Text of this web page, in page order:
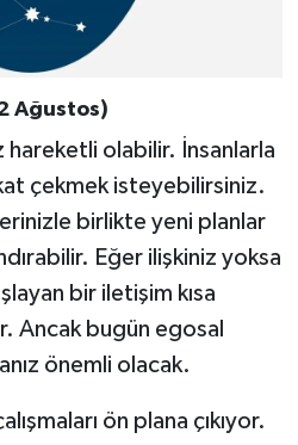
Ağustos)
hareketli olabilir. İnsanlarla
çekmek isteyebilirsiniz.
birlikte yeni planlar
Eğer ilişkiniz yoksa
bir iletişim kısa
Ancak bugün egosal
önemli olacak.
ön plana çıkıyor.